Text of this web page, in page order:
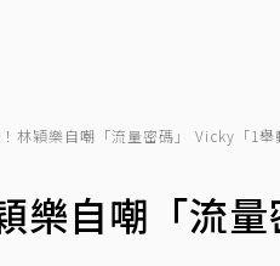
林穎樂自嘲「流量密碼」 Vicky「1舉
樂自嘲「流